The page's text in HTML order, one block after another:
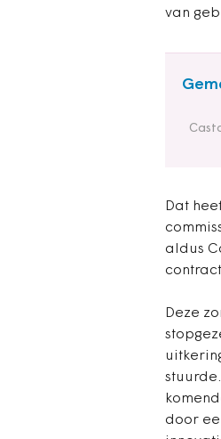
van
Dat
aldus
Deze
door